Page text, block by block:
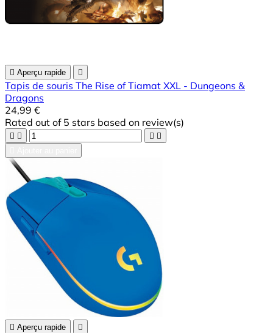
 Aperçu rapide 
Tapis de souris The Rise of Tiamat XXL - Dungeons &
Dragons
24,99 €
Rated out of 5 stars based on review(s)
   
 Aperçu rapide 